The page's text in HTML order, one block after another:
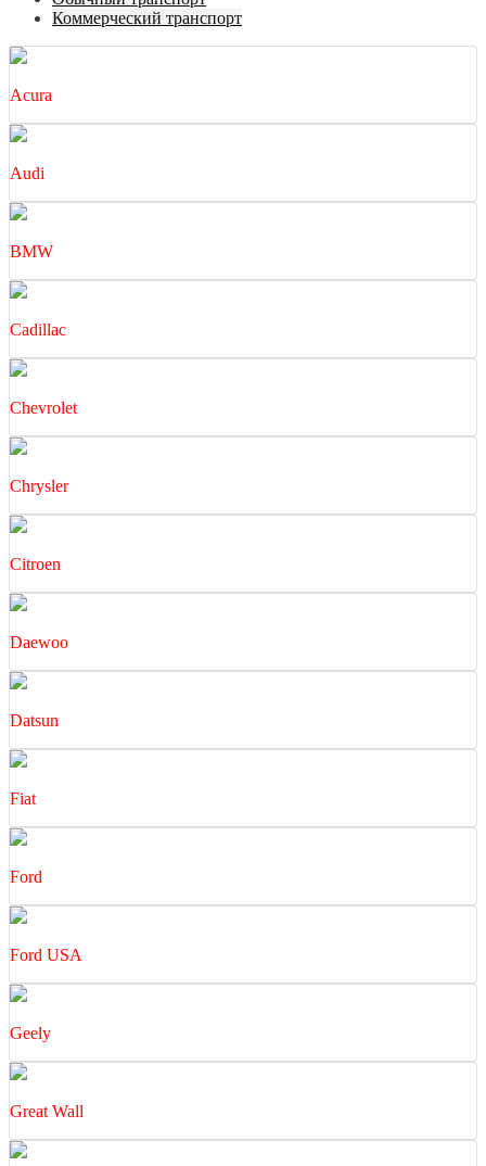
Коммерческий транспорт
Acura
Audi
BMW
Cadillac
Chevrolet
Chrysler
Citroen
Daewoo
Datsun
Fiat
Ford
Ford USA
Geely
Great Wall